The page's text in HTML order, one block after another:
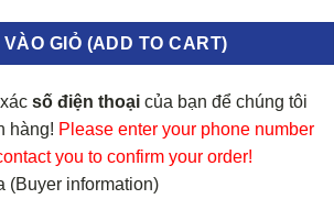
VÀO GIỎ (ADD TO CART)
số điện thoại của bạn để chúng tôi
hàng! Please enter your phone number
you to confirm your order!
(Buyer information)